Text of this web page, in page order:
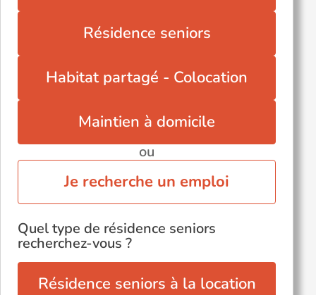
Résidence seniors
Habitat partagé - Colocation
Maintien à domicile
ou
Je recherche un emploi
Quel type de résidence seniors
recherchez-vous ?
Résidence seniors à la location